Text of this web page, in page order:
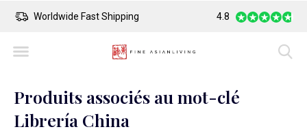
Worldwide Fast Shipping Safe Payment
4.8
Produits associés au mot-clé
Librería China